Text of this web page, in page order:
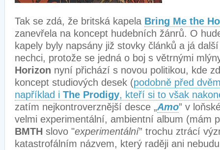
Tak se zdá, že britská kapela Bring Me the
zanevřela na koncept hudebních žánrů. O
kapely byly napsány již stovky článků a já
nechci, protože se jedná o boj s větrnými
Horizon nyní přichází s novou politikou, kde
koncept studiových desek (podobně před
například i The Prodigy, kteří si to však
zatím nejkontroverznější desce „Amo” v
velmi experimentální, ambientní album (mám
BMTH slovo "experimentální” trochu ztrácí
katastrofálním názvem, který raději ani